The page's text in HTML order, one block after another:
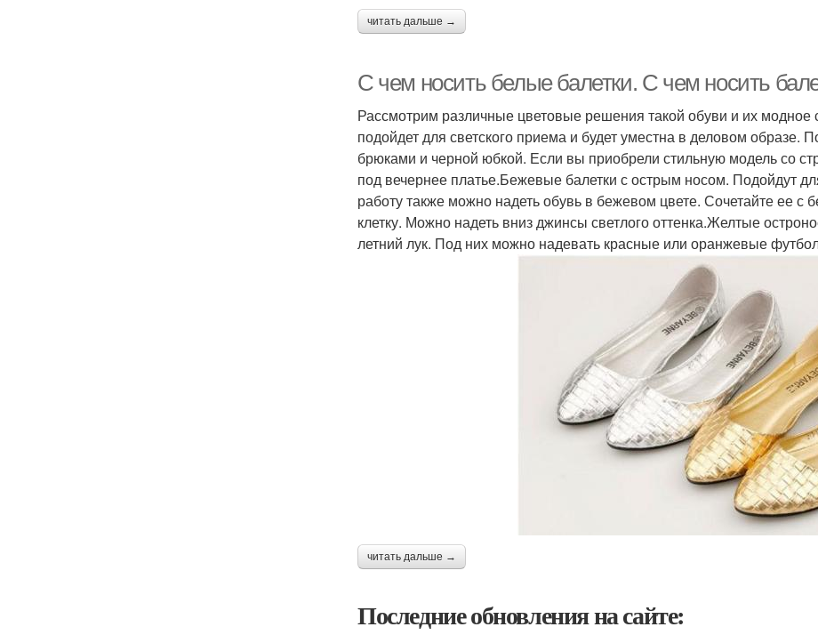
читать дальше →
С чем носить белые балетки. С чем носить
Рассмотрим различные цветовые решения такой обуви и их модное
подойдет для светского приема и будет уместна в деловом образе.
брюками и черной юбкой. Если вы приобрели стильную модель со
под вечернее платье.Бежевые балетки с острым носом. Подойдут
работу также можно надеть обувь в бежевом цвете. Сочетайте ее
клетку. Можно надеть вниз джинсы светлого оттенка.Желтые
летний лук. Под них можно надевать красные или оранжевые
читать дальше →
Последние обновления на сайте: